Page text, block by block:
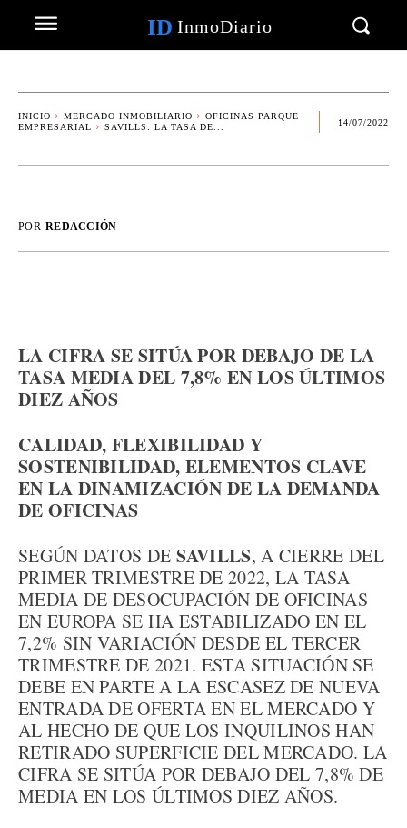
ID InmoDiario
INICIO MERCADO INMOBILIARIO
OFICINAS PARQUE
EMPRESARIAL
SAVILLS: LA TASA DE...
14/07/2022
POR REDACCIÓN
LA CIFRA SE SITÚA POR DEBAJO DE LA
TASA MEDIA DEL 7,8% EN LOS ÚLTIMOS
DIEZ AÑOS
CALIDAD, FLEXIBILIDAD Y
SOSTENIBILIDAD, ELEMENTOS CLAVE
EN LA DINAMIZACIÓN DE LA DEMANDA
DE OFICINAS
SEGÚN DATOS DE SAVILLS, A CIERRE DEL
PRIMER TRIMESTRE DE 2022, LA TASA
MEDIA DE DESOCUPACIÓN DE OFICINAS
EN EUROPA SE HA ESTABILIZADO EN EL
7,2% SIN VARIACIÓN DESDE EL TERCER
TRIMESTRE DE 2021. ESTA SITUACIÓN SE
DEBE EN PARTE A LA ESCASEZ DE NUEVA
ENTRADA DE OFERTA EN EL MERCADO Y
AL HECHO DE QUE LOS INQUILINOS HAN
RETIRADO SUPERFICIE DEL MERCADO. LA
CIFRA SE SITÚA POR DEBAJO DEL 7,8% DE
MEDIA EN LOS ÚLTIMOS DIEZ AÑOS.